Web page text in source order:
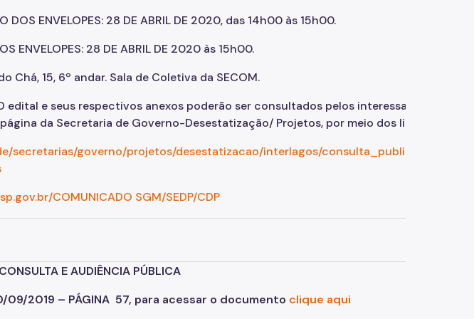
DOS ENVELOPES: 28 DE ABRIL DE 2020, das 14h00 às 15h00.
ENVELOPES: 28 DE ABRIL DE 2020 às 15h00.
Chá, 15, 6º andar. Sala de Coletiva da SECOM.
O edital e seus respectivos anexos poderão ser consultados pelos interessados
da Secretaria de Governo-Desestatização/ Projetos, por meio dos links:
secretarias/governo/projetos/desestatizacao/interlagos/consulta_publica/
COMUNICADO SGM/SEDP/CDP
E AUDIÊNCIA PÚBLICA
09/2019 – PÁGINA 57, para acessar o documento clique aqui